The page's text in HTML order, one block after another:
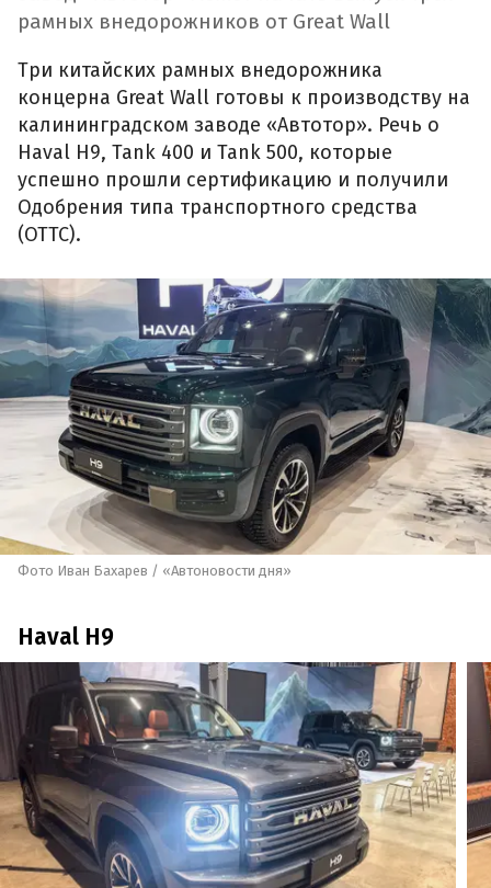
рамных внедорожников от Great Wall
Три китайских рамных внедорожника
концерна Great Wall готовы к производству на
калининградском заводе «Автотор». Речь о
Haval H9, Tank 400 и Tank 500, которые
успешно прошли сертификацию и получили
Одобрения типа транспортного средства
(ОТТС).
Фото Иван Бахарев / «Автоновости дня»
Haval H9